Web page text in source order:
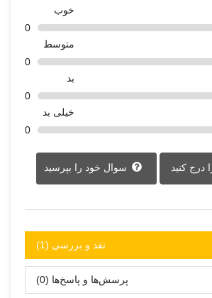
خوب
0
متوسط
0
بد
0
خیلی بد
0
سوال خود را بپرسید
نقد و بررسی‌‌ (1)
پرسش‌ها و پاسخ‌ها (0)